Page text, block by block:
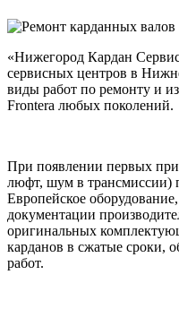
«Нижегород Кардан
сервисных центров в
виды работ по ремонту и
Frontera любых поколений.
При появлении первых
люфт, шум в трансмиссии)
Европейское
документации
оригинальных
карданов в сжатые сроки,
работ.